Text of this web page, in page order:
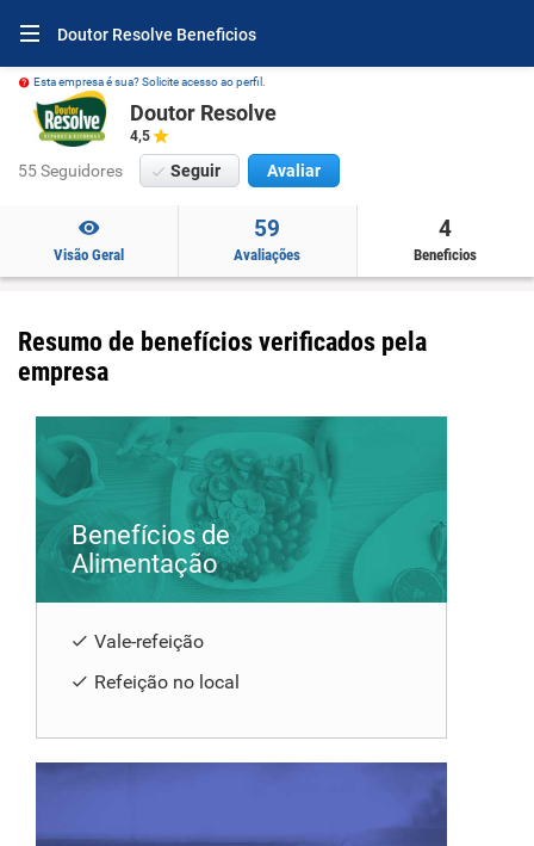
Doutor Resolve Beneficios
Esta empresa é sua? Solicite acesso ao perfil.
Doutor Resolve
4,5
55 Seguidores Seguir Avaliar
Visão Geral
59
Avaliações
4
Beneficios
Resumo de benefícios verificados pela
empresa
Benefícios de
Alimentação
Vale-refeição
Refeição no local